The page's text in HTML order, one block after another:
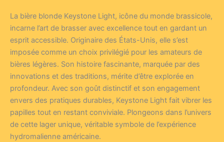
La bière blonde Keystone Light, icône du monde brassicole,
incarne l’art de brasser avec excellence tout en gardant un
esprit accessible. Originaire des États-Unis, elle s’est
imposée comme un choix privilégié pour les amateurs de
bières légères. Son histoire fascinante, marquée par des
innovations et des traditions, mérite d’être explorée en
profondeur. Avec son goût distinctif et son engagement
envers des pratiques durables, Keystone Light fait vibrer les
papilles tout en restant conviviale. Plongeons dans l’univers
de cette lager unique, véritable symbole de l’expérience
hydromalienne américaine.